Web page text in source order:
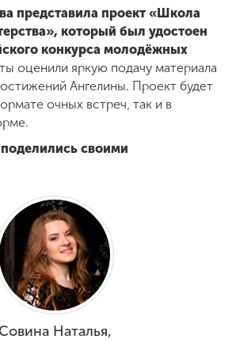
представила проект «Школа
который был удостоен
конкурса молодёжных
оценили яркую подачу материала
Ангелины. Проект будет
очных встреч, так и в
своими
Совина Наталья,